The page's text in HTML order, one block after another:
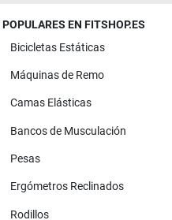
EN FITSHOP.ES
Bicicletas Estáticas
Máquinas de Remo
Camas Elásticas
Bancos de Musculación
Pesas
Ergómetros Reclinados
Rodillos